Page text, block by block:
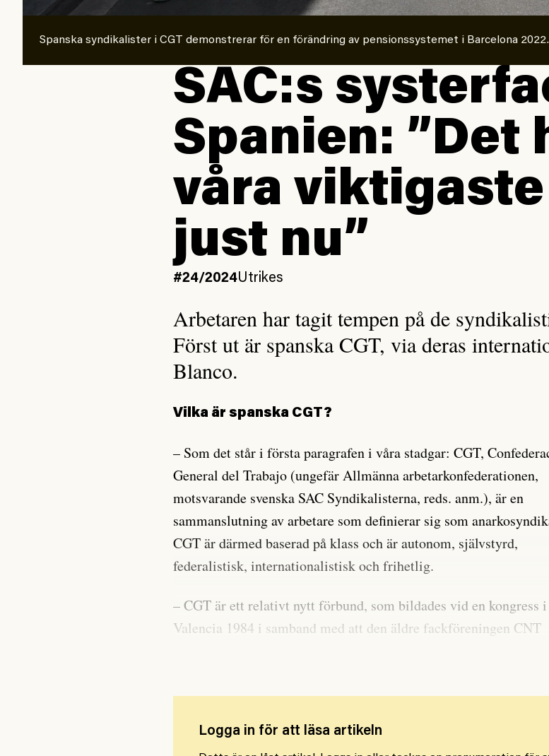
Spanska syndikalister i CGT demonstrerar för en förändring av pensionssystemet i Barcelona 2022.
SAC:s
Spanien: ”Det
våra
just nu”
#24/2024Utrikes
Arbetaren har tagit tempen på de
Först ut är spanska CGT, via deras
Blanco.
Vilka är spanska CGT?
– Som det står i första paragrafen i våra stadgar: CGT,
General del Trabajo (ungefär Allmänna arbetarkonfederationen,
motsvarande svenska SAC Syndikalisterna, reds. anm.), är en
sammanslutning av arbetare som definierar sig som
CGT är därmed baserad på klass och är autonom, självstyrd,
federalistisk, internationalistisk och frihetlig.
– CGT är ett relativt nytt förbund, som bildades vid en kongress i
Valencia 1984 i samband med att den äldre fackföreningen CNT
Logga in för att läsa artikeln